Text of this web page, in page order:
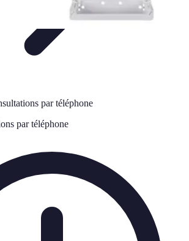
par téléphone
par téléphone